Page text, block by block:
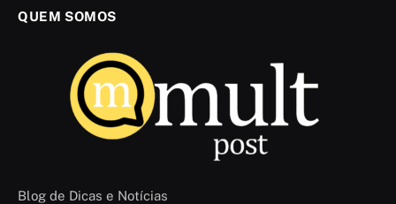
QUEM SOMOS
Blog de Dicas e Notícias